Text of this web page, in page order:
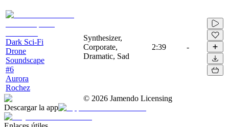
Dark Sci-Fi
Drone
Soundscape
#6
Aurora
Rochez
Synthesizer,
Corporate,
Dramatic, Sad
2:39 -
© 2026 Jamendo Licensing
Descargar la app